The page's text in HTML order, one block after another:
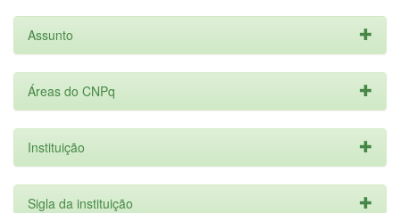
Assunto
Áreas do CNPq
Instituição
Sigla da instituição